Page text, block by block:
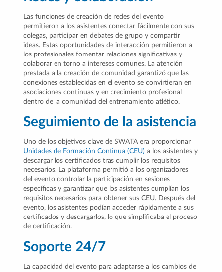
Las funciones de creación de redes del evento
permitieron a los asistentes conectar fácilmente con sus
colegas, participar en debates de grupo y compartir
ideas. Estas oportunidades de interacción permitieron a
los profesionales fomentar relaciones significativas y
colaborar en torno a intereses comunes. La atención
prestada a la creación de comunidad garantizó que las
conexiones establecidas en el evento se convirtieran en
asociaciones continuas y en crecimiento profesional
dentro de la comunidad del entrenamiento atlético.
Seguimiento de la asistencia
Uno de los objetivos clave de SWATA era proporcionar
Unidades de Formación Continua (CEU) a los asistentes y
descargar los certificados tras cumplir los requisitos
necesarios. La plataforma permitió a los organizadores
del evento controlar la participación en sesiones
específicas y garantizar que los asistentes cumplían los
requisitos necesarios para obtener sus CEU. Después del
evento, los asistentes podían acceder rápidamente a sus
certificados y descargarlos, lo que simplificaba el proceso
de certificación.
Soporte 24/7
La capacidad del evento para adaptarse a los cambios de